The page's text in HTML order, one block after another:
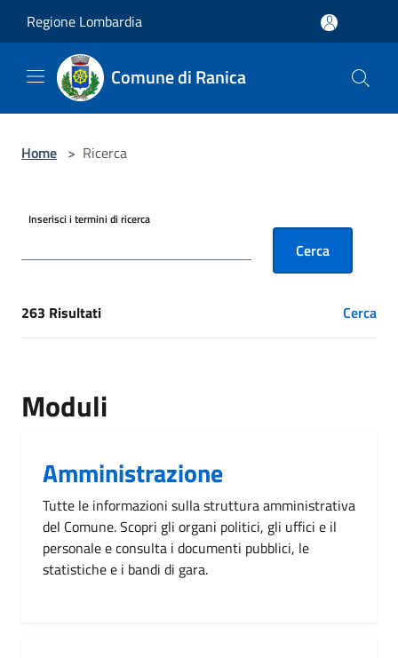
Regione Lombardia
Comune di Ranica
Home > Ricerca
Inserisci i termini di ricerca
Cerca
[results] Risultati
263 Risultati Cerca
Moduli
Amministrazione
Tutte le informazioni sulla struttura amministrativa
del Comune. Scopri gli organi politici, gli uffici e il
personale e consulta i documenti pubblici, le
statistiche e i bandi di gara.